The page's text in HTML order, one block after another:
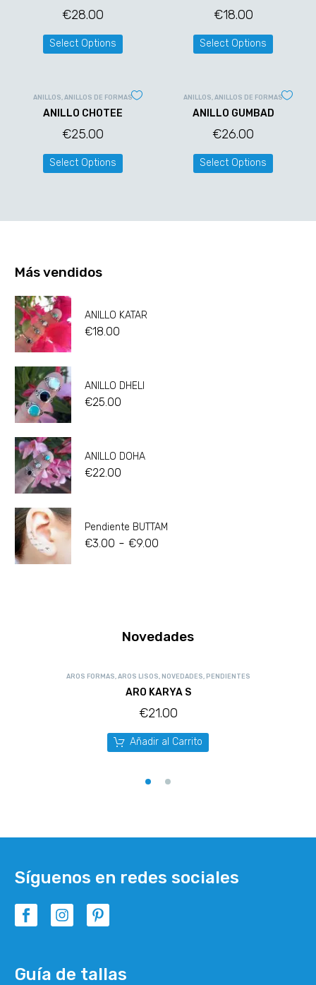
€28.00
Select Options
€18.00
Select Options
ANILLOS ANILLOS DE FORMAS
ANILLO CHOTEE
€25.00
Select Options
ANILLOS ,ANILLOS DE FORMAS
ANILLO GUMBAD
€26.00
Select Options
Más vendidos
ANILLO KATAR
€18.00
ANILLO DHELI
€25.00
ANILLO DOHA
€22.00
Pendiente BUTTAM
€3.00 - €9.00
Novedades
AROS FORMAS AROS LISOS NOVEDADES PENDIENTES
ARO KARYA S
€21.00
Añadir al Carrito
Síguenos en redes sociales
Guía de tallas